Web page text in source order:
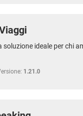
soluzione ideale per chi
1.21.0